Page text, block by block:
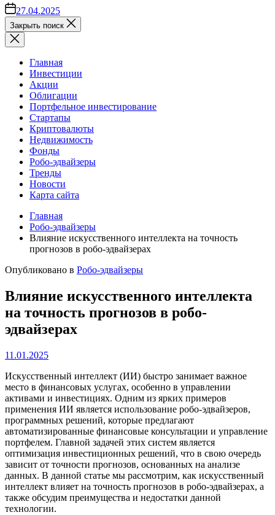
27.04.2025
Закрыть поиск
Главная
Инвестиции
Акции
Облигации
Портфельное инвестирование
Стартапы
Криптовалюты
Недвижимость
Фонды
Робо-эдвайзеры
Тренды
Новости
Карта сайта
Главная
Робо-эдвайзеры
Влияние искусственного интеллекта на точность
прогнозов в робо-эдвайзерах
Опубликовано в Робо-эдвайзеры
Влияние искусственного интеллекта
на точность прогнозов в робо-
эдвайзерах
11.01.2025
Искусственный интеллект (ИИ) быстро занимает важное
место в финансовых услугах, особенно в управлении
активами и инвестициях. Одним из ярких примеров
применения ИИ является использование робо-эдвайзеров,
программных решений, которые предлагают
автоматизированные финансовые консультации и управление
портфелем. Главной задачей этих систем является
оптимизация инвестиционных решений, что в свою очередь
зависит от точности прогнозов, основанных на анализе
данных. В данной статье мы рассмотрим, как искусственный
интеллект влияет на точность прогнозов в робо-эдвайзерах, а
также обсудим преимущества и недостатки данной
технологии.